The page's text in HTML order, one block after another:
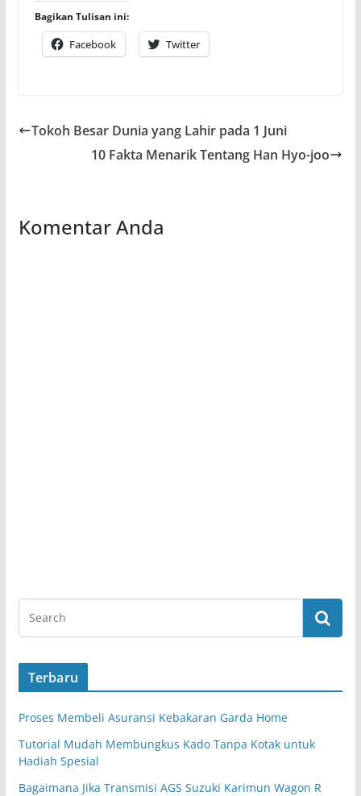
Bagikan Tulisan ini:
Facebook Twitter
Tokoh Besar Dunia yang Lahir pada 1 Juni
10 Fakta Menarik Tentang Han Hyo-joo
Komentar Anda
Terbaru
Proses Membeli Asuransi Kebakaran Garda Home
Tutorial Mudah Membungkus Kado Tanpa Kotak untuk
Hadiah Spesial
Bagaimana Jika Transmisi AGS Suzuki Karimun Wagon R